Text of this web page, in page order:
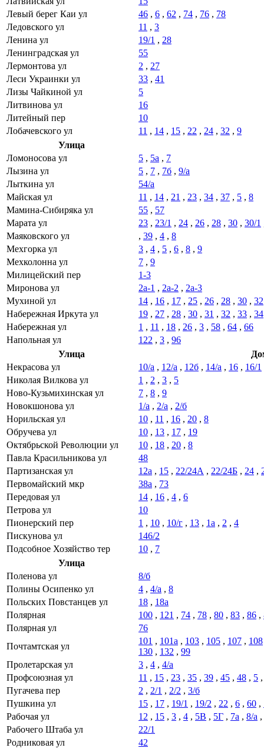
Левый берег Каи ул
46 , 6 , 62 , 74 , 76 , 78
Ледовского ул
11 , 3
Ленина ул
19/1 , 28
Ленинградская ул
55
Лермонтова ул
2 , 27
Леси Украинки ул
33 , 41
Лизы Чайкиной ул
5
Литвинова ул
16
Литейный пер
10
Лобачевского ул
11 , 14 , 15 , 22 , 24 , 32 , 9
Улица
Ломоносова ул
5 , 5а , 7
Лызина ул
5 , 7 , 7б , 9/а
Лыткина ул
54/а
Майская ул
11 , 14 , 21 , 23 , 34 , 37 , 5 , 8
Мамина-Сибиряка ул
55 , 57
Марата ул
23 , 23/1 , 24 , 26 , 28 , 30 , 30/1
Маяковского ул
, 39 , 4 , 8
Мехгорка ул
3 , 4 , 5 , 6 , 8 , 9
Мехколонна ул
7 , 9
Милицейский пер
1-3
Миронова ул
2а-1 , 2а-2 , 2а-3
Мухиной ул
14 , 16 , 17 , 25 , 26 , 28 , 30 , 32
Набережная Иркута ул
19 , 27 , 28 , 30 , 31 , 32 , 33 , 34
Набережная ул
1 , 11 , 18 , 26 , 3 , 58 , 64 , 66
Напольная ул
122 , 3 , 96
Улица
Некрасова ул
10/а , 12/а , 12б , 14/а , 16 , 16/1
Николая Вилкова ул
1 , 2 , 3 , 5
Ново-Кузьмихинская ул
7 , 8 , 9
Новокшонова ул
1/а , 2/а , 2/б
Норильская ул
10 , 11 , 16 , 20 , 8
Обручева ул
10 , 13 , 17 , 19
Октябрьской Революции ул
10 , 18 , 20 , 8
Павла Красильникова ул
48
Партизанская ул
12а , 15 , 22/24А , 22/24Б , 24 ,
Первомайский мкр
38а , 73
Передовая ул
14 , 16 , 4 , 6
Петрова ул
10
Пионерский пер
1 , 10 , 10/г , 13 , 1а , 2 , 4
Пискунова ул
146/2
Подсобное Хозяйство тер
10 , 7
Улица
Поленова ул
8/б
Полины Осипенко ул
4 , 4/а , 8
Польских Повстанцев ул
18 , 18а
Полярная
100 , 121 , 74 , 78 , 80 , 83 , 86 ,
Полярная ул
76
Почтамтская ул
101 , 101а , 103 , 105 , 107 , 108
130 , 132 , 99
Пролетарская ул
3 , 4 , 4/а
Профсоюзная ул
11 , 15 , 23 , 35 , 39 , 45 , 48 , 5
Пугачева пер
2 , 2/1 , 2/2 , 3/б
Пушкина ул
15 , 17 , 19/1 , 19/2 , 22 , 6 , 60 ,
Рабочая ул
12 , 15 , 3 , 4 , 5В , 5Г , 7а , 8/а ,
Рабочего Штаба ул
22/1
Родниковая ул
42